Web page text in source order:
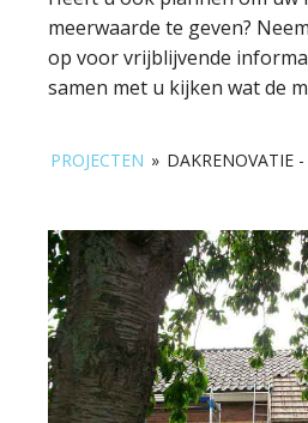
meerwaarde te geven?
op voor vrijblijvende
samen met u kijken wat de
PROJECTEN » DAKRENOVATIE